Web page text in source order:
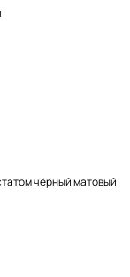
чёрный матовый